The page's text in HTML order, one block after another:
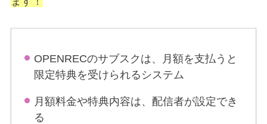
OPENRECのサブスクは、月額を支払うと
限定特典を受けられるシステム
月額料金や特典内容は、配信者が設定でき
る